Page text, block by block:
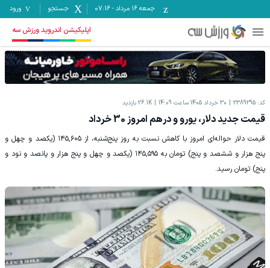
جمعه ۱۶ مرداد -
07:16 جستجو ورود
اپلیکیشن اندروید ورزش سه
کد: 2389295 30 خرداد 1405 ساعت 14:09 26.1K بازدید
قیمت جدید دلار، یورو و درهم امروز 30 خرداد
قیمت دلار حواله‌ای امروز با کاهش نسبت به روز پنج‌شنبه، از ۱۴۵,۶۰۵ (یکصد و چهل و
پنج هزار و ششصد و پنج) تومان به ۱۴۵,۵۹۵ (یکصد و چهل و پنج هزار و پانصد و نود و
پنج) تومان رسید.